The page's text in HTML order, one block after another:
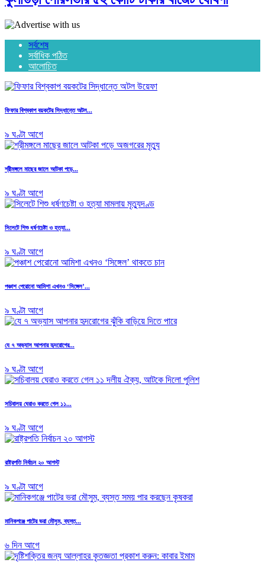
সর্বশেষ
সর্বাধিক পঠিত
আলোচিত
ফিফার বিশ্বকাপ বয়কটের সিদ্ধান্তে অটল...
৯ ঘণ্টা আগে
শ্রীমঙ্গলে মাছের জালে আটকা পড়ে...
৯ ঘণ্টা আগে
সিলেটে শিশু ধর্ষণচেষ্টা ও হত্যা...
৯ ঘণ্টা আগে
পঞ্চাশ পেরোনো আমিশা এখনও ‘সিঙ্গেল’...
৯ ঘণ্টা আগে
যে ৭ অভ্যাস আপনার হৃদরোগের...
৯ ঘণ্টা আগে
সচিবালয় ঘেরাও করতে গেল ১১...
৯ ঘণ্টা আগে
রাষ্ট্রপতি নির্বাচন ২০ আগস্ট
৯ ঘণ্টা আগে
মানিকগঞ্জে পাটের ভরা মৌসুম, ব্যস্ত...
৬ দিন আগে